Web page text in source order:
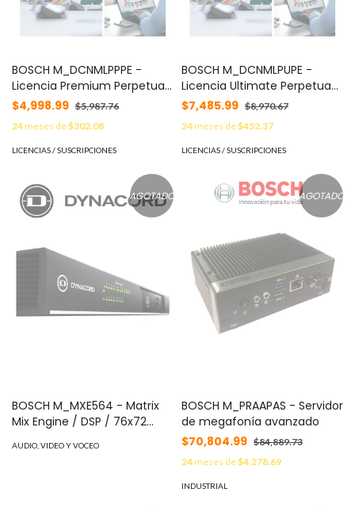
BOSCH M_DCNMLPPPE -
Licencia Premium Perpetua
por Participante
$4,998.99 $5,987.76
24meses de$302.08
LICENCIAS / SUSCRIPCIONES
BOSCH M_DCNMLPUPE -
Licencia Ultimate Perpetua
por Participante
$7,485.99 $8,970.67
24meses de$452.37
LICENCIAS / SUSCRIPCIONES
AGOTADO
BOSCH M_MXE564 - Matrix
Mix Engine / DSP / 76x72
AUDIO, VIDEO Y VOCEO
AGOTADO
BOSCH M_PRAAPAS - Servidor
de megafonía avanzado
$70,804.99 $84,889.73
24meses de$4,278.69
INDUSTRIAL